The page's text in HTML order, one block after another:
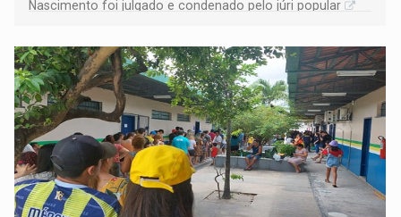
Nascimento foi julgado e condenado pelo júri popular